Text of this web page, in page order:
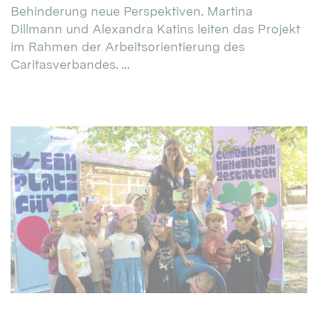
Behinderung neue Perspektiven. Martina
Dillmann und Alexandra Katins leiten das Projekt
im Rahmen der Arbeitsorientierung des
Caritasverbandes. ...